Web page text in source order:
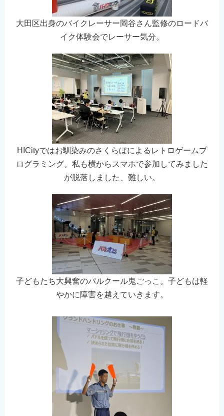
大田区出身のバイクレーサー岡谷さん監修のロードバ
イク体験会でレーサー気分。
HICityではお馴染みのさくらぼによるレトロゲームプ
ログラミング。私も横からスマホで参加してみました
が脱落しました、難しい。
子どもたち大興奮のパルクール鬼ごっこ。子どもは軽
やかに障害を越えていきます。